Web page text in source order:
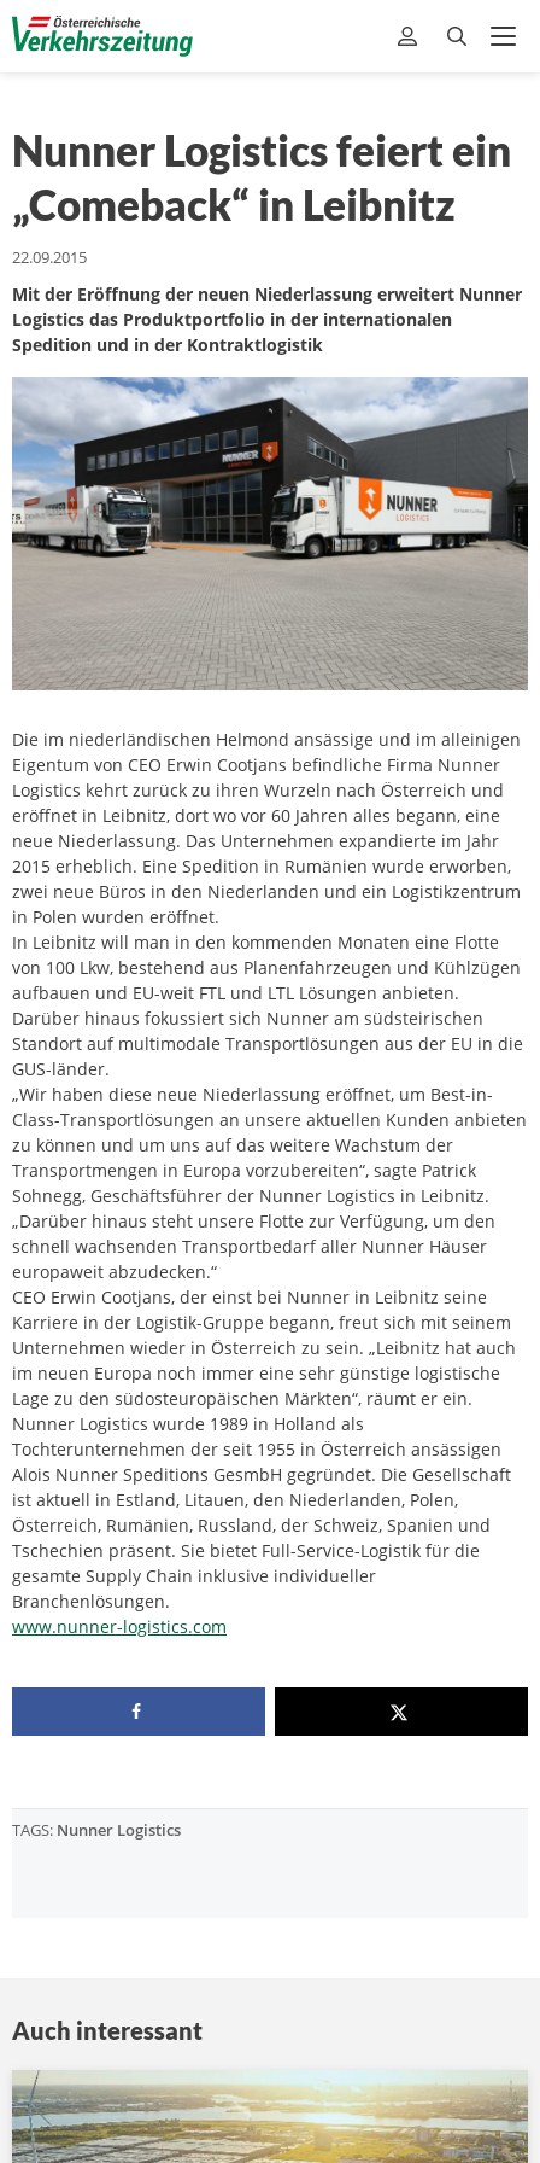
Nunner Logistics feiert ein
„Comeback“ in Leibnitz
22.09.2015
Mit der Eröffnung der neuen Niederlassung erweitert Nunner
Logistics das Produktportfolio in der internationalen
Spedition und in der Kontraktlogistik
Die im niederländischen Helmond ansässige und im alleinigen
Eigentum von CEO Erwin Cootjans befindliche Firma Nunner
Logistics kehrt zurück zu ihren Wurzeln nach Österreich und
eröffnet in Leibnitz, dort wo vor 60 Jahren alles begann, eine
neue Niederlassung. Das Unternehmen expandierte im Jahr
2015 erheblich. Eine Spedition in Rumänien wurde erworben,
zwei neue Büros in den Niederlanden und ein Logistikzentrum
in Polen wurden eröffnet.
In Leibnitz will man in den kommenden Monaten eine Flotte
von 100 Lkw, bestehend aus Planenfahrzeugen und Kühlzügen
aufbauen und EU-weit FTL und LTL Lösungen anbieten.
Darüber hinaus fokussiert sich Nunner am südsteirischen
Standort auf multimodale Transportlösungen aus der EU in die
GUS-länder.
„Wir haben diese neue Niederlassung eröffnet, um Best-in-
Class-Transportlösungen an unsere aktuellen Kunden anbieten
zu können und um uns auf das weitere Wachstum der
Transportmengen in Europa vorzubereiten“, sagte Patrick
Sohnegg, Geschäftsführer der Nunner Logistics in Leibnitz.
„Darüber hinaus steht unsere Flotte zur Verfügung, um den
schnell wachsenden Transportbedarf aller Nunner Häuser
europaweit abzudecken.“
CEO Erwin Cootjans, der einst bei Nunner in Leibnitz seine
Karriere in der Logistik-Gruppe begann, freut sich mit seinem
Unternehmen wieder in Österreich zu sein. „Leibnitz hat auch
im neuen Europa noch immer eine sehr günstige logistische
Lage zu den südosteuropäischen Märkten“, räumt er ein.
Nunner Logistics wurde 1989 in Holland als
Tochterunternehmen der seit 1955 in Österreich ansässigen
Alois Nunner Speditions GesmbH gegründet. Die Gesellschaft
ist aktuell in Estland, Litauen, den Niederlanden, Polen,
Österreich, Rumänien, Russland, der Schweiz, Spanien und
Tschechien präsent. Sie bietet Full-Service-Logistik für die
gesamte Supply Chain inklusive individueller
Branchenlösungen.
www.nunner-logistics.com
TAGS: Nunner Logistics
Auch interessant